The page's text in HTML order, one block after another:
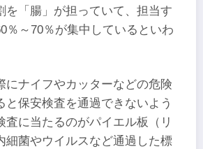
を「腸」が担っていて、担当す
％～70％が集中しているといわ
にナイフやカッターなどの危険
と保安検査を通過できないよう
査に当たるのがパイエル板（リ
細菌やウイルスなど通過した標